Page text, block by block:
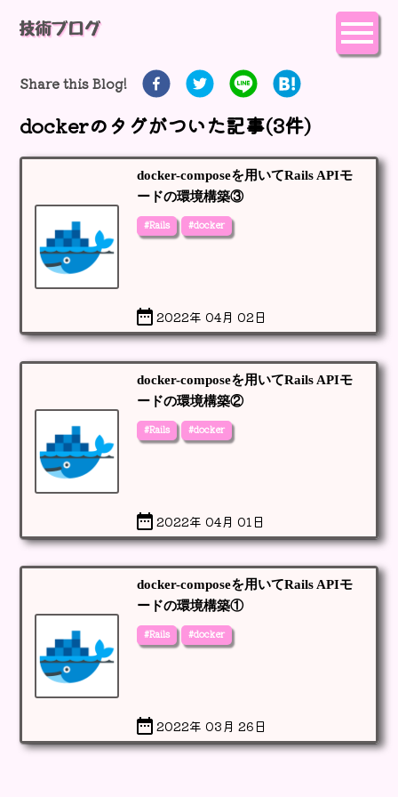
Share this Blog!
dockerのタグがついた記事(3件)
docker-composeを用いてRails APIモ
ードの環境構築③
#Rails #docker
2022年 04月 02日
docker-composeを用いてRails APIモ
ードの環境構築②
#Rails #docker
2022年 04月 01日
docker-composeを用いてRails APIモ
ードの環境構築①
#Rails #docker
2022年 03月 26日